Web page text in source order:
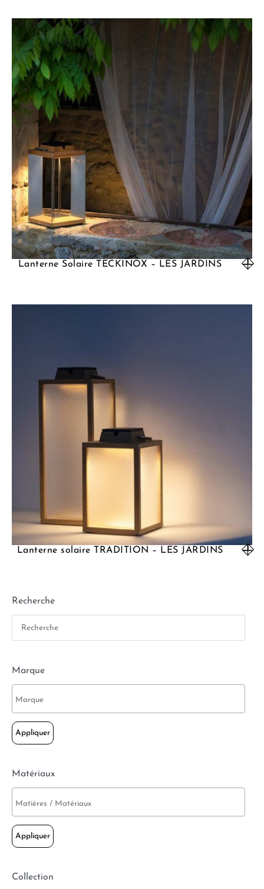
Recherche
Marque
Appliquer
Matériaux
Appliquer
Collection
Lanterne Solaire TECKINOX – LES JARDINS
Lanterne solaire TRADITION – LES JARDINS